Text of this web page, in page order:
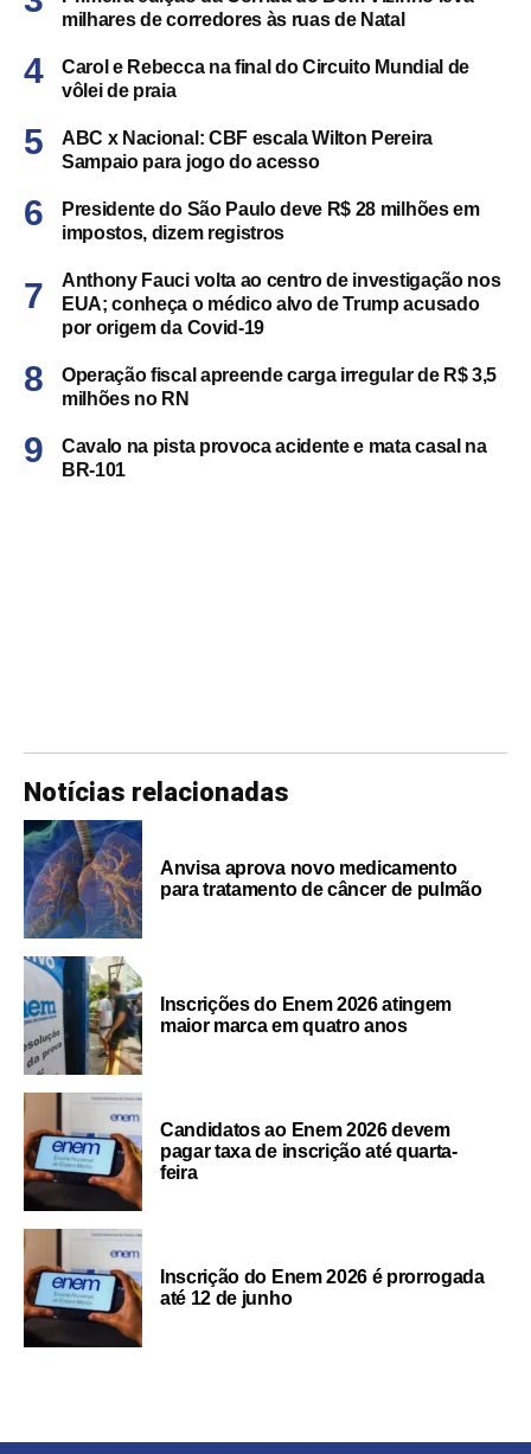
milhares de corredores às ruas de Natal
Carol e Rebecca na final do Circuito Mundial de
vôlei de praia
ABC x Nacional: CBF escala Wilton Pereira
Sampaio para jogo do acesso
Presidente do São Paulo deve R$ 28 milhões em
impostos, dizem registros
Anthony Fauci volta ao centro de investigação nos
EUA; conheça o médico alvo de Trump acusado
por origem da Covid-19
Operação fiscal apreende carga irregular de R$ 3,5
milhões no RN
Cavalo na pista provoca acidente e mata casal na
BR-101
Notícias relacionadas
Anvisa aprova novo medicamento
para tratamento de câncer de pulmão
Inscrições do Enem 2026 atingem
maior marca em quatro anos
Candidatos ao Enem 2026 devem
pagar taxa de inscrição até quarta-
feira
Inscrição do Enem 2026 é prorrogada
até 12 de junho